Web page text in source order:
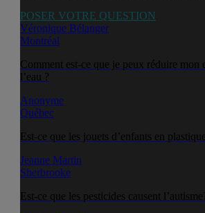
POSER VOTRE QUESTION
Véronique Bélanger
Montréal
Comment est-ce que je peux réduire mon
l’eau ?
Anonyme
Québec
Est-ce que les jouets d’enfants en
Jeanne Martin
Sherbrooke
Est-ce que les pesticides causent